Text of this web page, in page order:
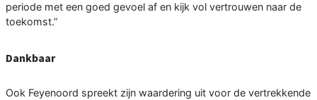
periode met een goed gevoel af en kijk vol vertrouwen naar de
toekomst.”
Dankbaar
Ook Feyenoord spreekt zijn waardering uit voor de vertrekkende